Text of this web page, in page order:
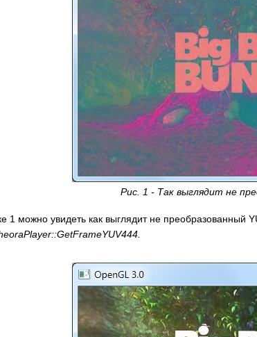
Рис. 1 - Так выглядит не
1 можно увидеть как выглядит не преобразованный